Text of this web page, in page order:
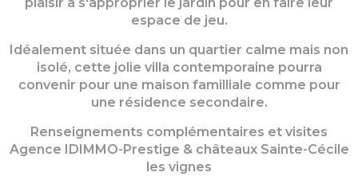
espace de jeu.
Idéalement située dans un quartier calme mais non
isolé, cette jolie villa contemporaine pourra
convenir pour une maison familliale comme pour
une résidence secondaire.
Renseignements complémentaires et visites
Agence IDIMMO-Prestige & châteaux Sainte-Cécile
les vignes